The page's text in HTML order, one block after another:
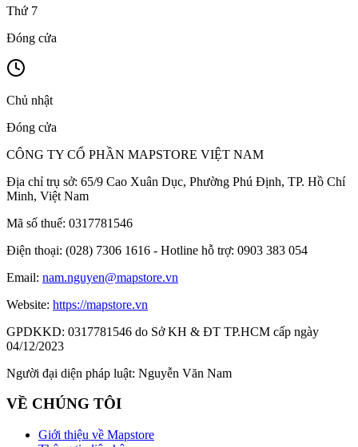
Thứ 7
Đóng cửa
Chủ nhật
Đóng cửa
CÔNG TY CỔ PHẦN MAPSTORE VIỆT NAM
Địa chỉ trụ sở: 65/9 Cao Xuân Dục, Phường Phú Định, TP. Hồ Chí
Minh, Việt Nam
Mã số thuế: 0317781546
Điện thoại: (028) 7306 1616 - Hotline hỗ trợ: 0903 383 054
Email: nam.nguyen@mapstore.vn
Website: https://mapstore.vn
GPDKKD: 0317781546 do Sở KH & ĐT TP.HCM cấp ngày
04/12/2023
Người đại diện pháp luật: Nguyễn Văn Nam
VỀ CHÚNG TÔI
Giới thiệu về Mapstore